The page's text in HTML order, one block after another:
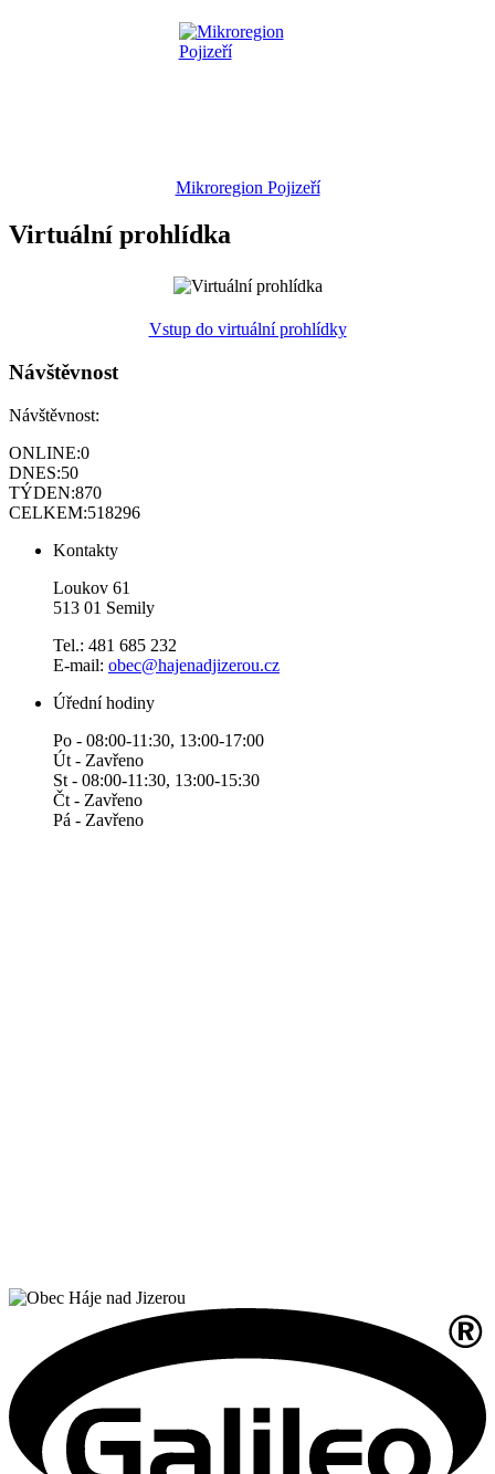
Mikroregion Pojizeří
Virtuální prohlídka
Vstup do virtuální prohlídky
Návštěvnost
Návštěvnost:
ONLINE:0
DNES:50
TÝDEN:870
CELKEM:518296
Kontakty
Loukov 61
513 01 Semily
Tel.: 481 685 232
E-mail: obec@hajenadjizerou.cz
Úřední hodiny
Po - 08:00-11:30, 13:00-17:00
Út - Zavřeno
St - 08:00-11:30, 13:00-15:30
Čt - Zavřeno
Pá - Zavřeno